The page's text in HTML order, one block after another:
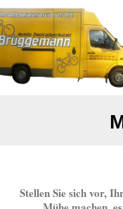
Stellen Sie sich vor,